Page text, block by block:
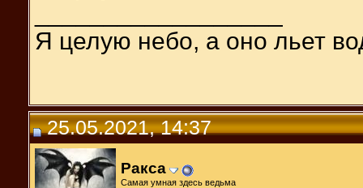
Я целую небо, а оно льет
25.05.2021, 14:37
Ракса
Самая умная здесь ведьма